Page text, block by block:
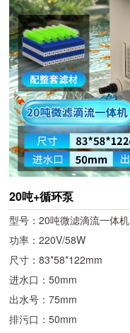
20吨+循环泵
型号：20吨微滤滴流一体机
功率：220V/58W
尺寸：83*58*122mm
进水口：50mm
出水号：75mm
排污口：50mm